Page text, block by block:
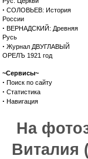
· СОЛОВЬЕВ: История
России
· ВЕРНАДСКИЙ: Древняя
Русь
· Журнал ДВУГЛАВЫЙ
ОРЕЛЪ 1921 год
~Сервисы~
· Поиск по сайту
· Статистика
· Навигация
На
Виталия